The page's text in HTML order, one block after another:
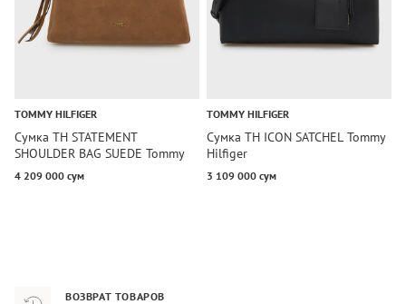
TOMMY HILFIGER
Сумка TH STATEMENT
SHOULDER BAG SUEDE Tommy
Hilfiger
4 209 000 сум
TOMMY HILFIGER
Сумка TH ICON SATCHEL Tommy
Hilfiger
3 109 000 сум
ВОЗВРАТ ТОВАРОВ